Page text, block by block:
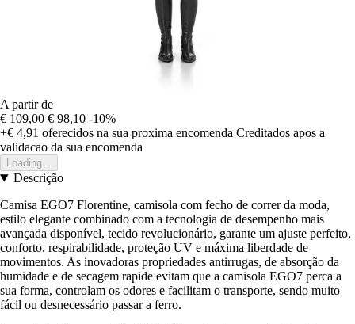
A partir de
€ 109,00 € 98,10 -10%
+€ 4,91 oferecidos na sua proxima encomenda Creditados apos a
validacao da sua encomenda
Loading...
Descrição
Camisa EGO7 Florentine, camisola com fecho de correr da moda,
estilo elegante combinado com a tecnologia de desempenho mais
avançada disponível, tecido revolucionário, garante um ajuste perfeito,
conforto, respirabilidade, proteção UV e máxima liberdade de
movimentos. As inovadoras propriedades antirrugas, de absorção da
humidade e de secagem rapide evitam que a camisola EGO7 perca a
sua forma, controlam os odores e facilitam o transporte, sendo muito
fácil ou desnecessário passar a ferro.